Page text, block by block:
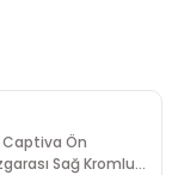
Ön
Sağ Kromlu